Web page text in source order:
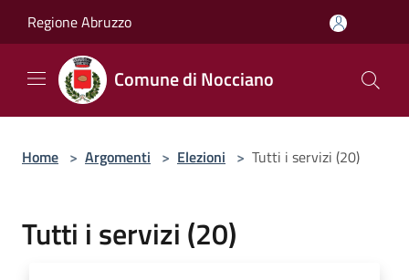
Regione Abruzzo
Comune di Nocciano
Home > Argomenti > Elezioni > Tutti i servizi (20)
Tutti i servizi (20)